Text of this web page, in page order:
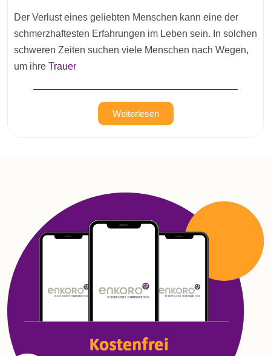
Der Verlust eines geliebten Menschen kann eine der
schmerzhaftesten Erfahrungen im Leben sein. In solchen
schweren Zeiten suchen viele Menschen nach Wegen,
um ihre Trauer
Weiterlesen